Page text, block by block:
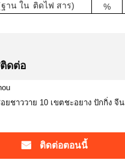
ผลิตภัณฑ์ เกี่ยวกับเรา
ฐาน ใน ติดไฟ สาร) %
ดต่อ
ยชาววาย 10 เขตชะอยาง ปักกิ่ง จีน
ติดต่อตอนนี้